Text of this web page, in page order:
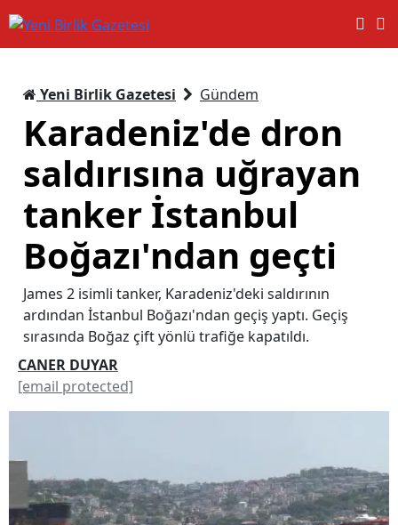
Yeni Birlik Gazetesi Gündem
Karadeniz'de dron
saldırısına uğrayan
tanker İstanbul
Boğazı'ndan geçti
James 2 isimli tanker, Karadeniz'deki saldırının
ardından İstanbul Boğazı'ndan geçiş yaptı. Geçiş
sırasında Boğaz çift yönlü trafiğe kapatıldı.
CANER DUYAR
[email protected]